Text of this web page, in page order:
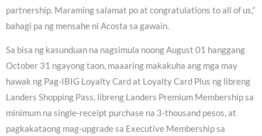
partnership. Maraming salamat po at congratulations to all of us,”
bahagi pa ng mensahe ni Acosta sa gawain.
Sa bisa ng kasunduan na nagsimula noong August 01 hanggang
October 31 ngayong taon, maaaring makakuha ang mga may
hawak ng Pag-IBIG Loyalty Card at Loyalty Card Plus ng libreng
Landers Shopping Pass, libreng Landers Premium Membership sa
minimum na single-receipt purchase na 3-thousand pesos, at
pagkakataong mag-upgrade sa Executive Membership sa